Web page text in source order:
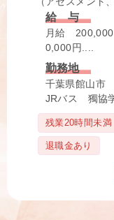
給 与
月給
0,000円....
勤務地
千葉県館山市
JRバス 獨協
残業20時間未満
退職金あり